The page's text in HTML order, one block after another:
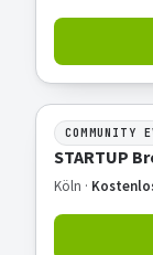
COMMUNITY
STARTUP
Köln ·